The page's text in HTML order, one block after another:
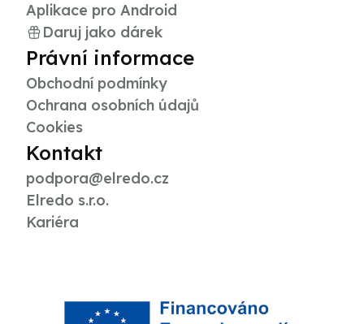
Aplikace pro Android
Daruj jako dárek
Právní informace
Obchodní podmínky
Ochrana osobních údajů
Cookies
Kontakt
podpora@elredo.cz
Elredo s.r.o.
Kariéra